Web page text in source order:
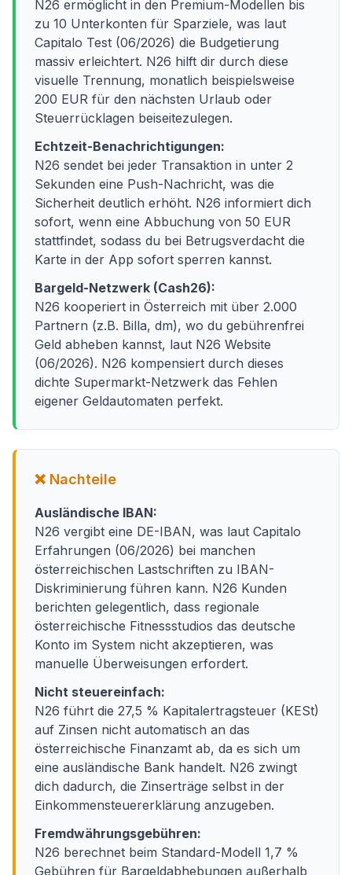
N26 ermöglicht in den Premium-Modellen bis
zu 10 Unterkonten für Sparziele, was laut
Capitalo Test (06/2026) die Budgetierung
massiv erleichtert. N26 hilft dir durch diese
visuelle Trennung, monatlich beispielsweise
200 EUR für den nächsten Urlaub oder
Steuerrücklagen beiseitezulegen.
Echtzeit-Benachrichtigungen:
N26 sendet bei jeder Transaktion in unter 2
Sekunden eine Push-Nachricht, was die
Sicherheit deutlich erhöht. N26 informiert dich
sofort, wenn eine Abbuchung von 50 EUR
stattfindet, sodass du bei Betrugsverdacht die
Karte in der App sofort sperren kannst.
Bargeld-Netzwerk (Cash26):
N26 kooperiert in Österreich mit über 2.000
Partnern (z.B. Billa, dm), wo du gebührenfrei
Geld abheben kannst, laut N26 Website
(06/2026). N26 kompensiert durch dieses
dichte Supermarkt-Netzwerk das Fehlen
eigener Geldautomaten perfekt.
❌ Nachteile
Ausländische IBAN:
N26 vergibt eine DE-IBAN, was laut Capitalo
Erfahrungen (06/2026) bei manchen
österreichischen Lastschriften zu IBAN-
Diskriminierung führen kann. N26 Kunden
berichten gelegentlich, dass regionale
österreichische Fitnessstudios das deutsche
Konto im System nicht akzeptieren, was
manuelle Überweisungen erfordert.
Nicht steuereinfach:
N26 führt die 27,5 % Kapitalertragsteuer (KESt)
auf Zinsen nicht automatisch an das
österreichische Finanzamt ab, da es sich um
eine ausländische Bank handelt. N26 zwingt
dich dadurch, die Zinserträge selbst in der
Einkommensteuererklärung anzugeben.
Fremdwährungsgebühren:
N26 berechnet beim Standard-Modell 1,7 %
Gebühren für Bargeldabhebungen außerhalb